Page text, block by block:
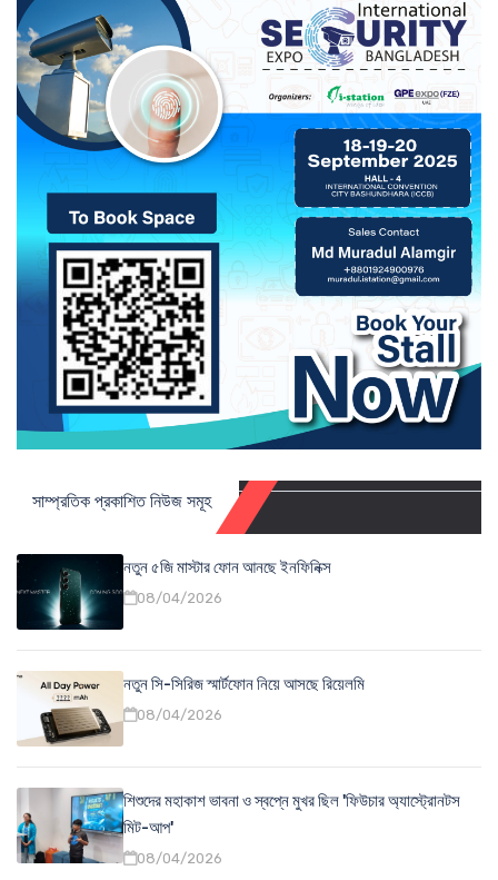
সাম্প্রতিক প্রকাশিত নিউজ সমূহ
নতুন ৫জি মাস্টার ফোন আনছে ইনফিনিক্স
08/04/2026
নতুন সি-সিরিজ স্মার্টফোন নিয়ে আসছে রিয়েলমি
08/04/2026
শিশুদের মহাকাশ ভাবনা ও স্বপ্নে মুখর ছিল 'ফিউচার অ্যাস্ট্রোনটস
মিট-আপ'
08/04/2026